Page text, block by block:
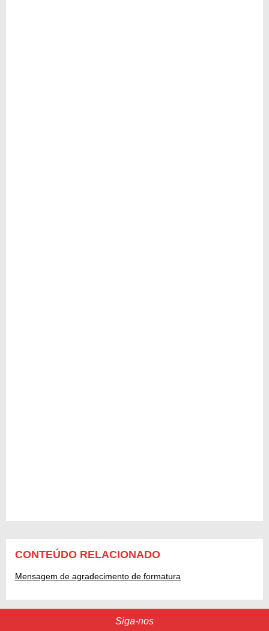
CONTEÚDO RELACIONADO
Mensagem de agradecimento de formatura
Siga-nos